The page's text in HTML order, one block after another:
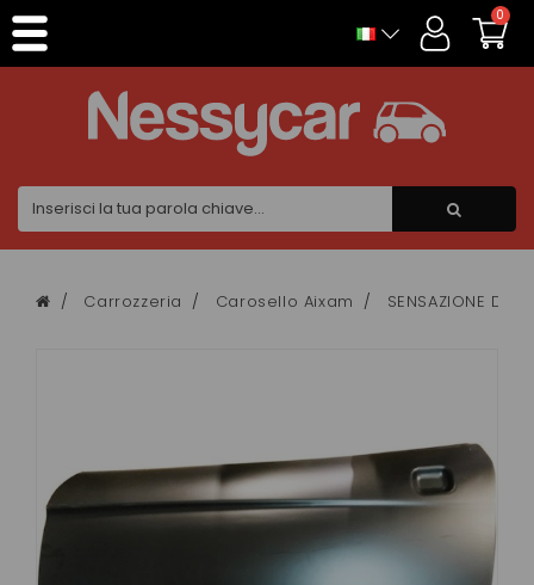
0
Carrozzeria Carosello Aixam SENSAZIONE DI
Pannello di gestione dei cookies